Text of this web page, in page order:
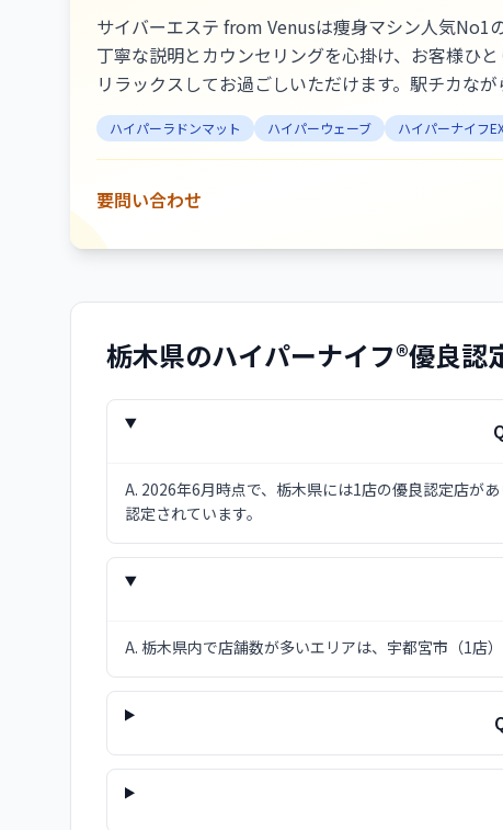
サイバーエステ from Venusは痩身マシン人気No1
丁寧な説明とカウンセリングを心掛け、お客様ひ
リラックスしてお過ごしいただけます。駅チカな
疲れをほぐすリラクゼーションメニューもご用意
分を好きになれる、過去最高ボディを目指しまし
ハイパーラドンマット ハイパーウェーブ ハイパーナイフ
要問い合わせ
栃木県のハイパーナイフ®優良認
A. 2026年6月時点で、栃木県には1店の優良認定店が
認定されています。
A. 栃木県内で店舗数が多いエリアは、宇都宮市（1店）